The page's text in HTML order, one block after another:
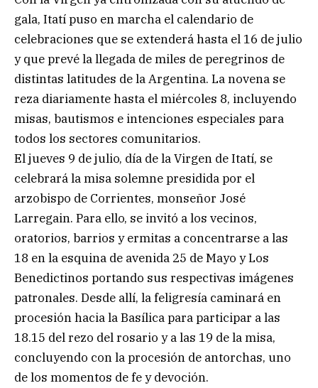
gala, Itatí puso en marcha el calendario de
celebraciones que se extenderá hasta el 16 de julio
y que prevé la llegada de miles de peregrinos de
distintas latitudes de la Argentina. La novena se
reza diariamente hasta el miércoles 8, incluyendo
misas, bautismos e intenciones especiales para
todos los sectores comunitarios.
El jueves 9 de julio, día de la Virgen de Itatí, se
celebrará la misa solemne presidida por el
arzobispo de Corrientes, monseñor José
Larregain. Para ello, se invitó a los vecinos,
oratorios, barrios y ermitas a concentrarse a las
18 en la esquina de avenida 25 de Mayo y Los
Benedictinos portando sus respectivas imágenes
patronales. Desde allí, la feligresía caminará en
procesión hacia la Basílica para participar a las
18.15 del rezo del rosario y a las 19 de la misa,
concluyendo con la procesión de antorchas, uno
de los momentos de fe y devoción.